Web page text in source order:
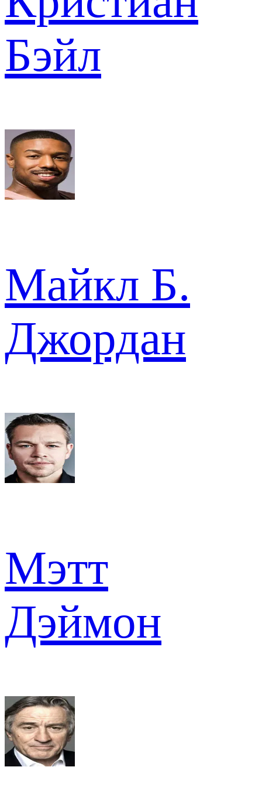
Бэйл
Майкл Б.
Джордан
Мэтт
Дэймон